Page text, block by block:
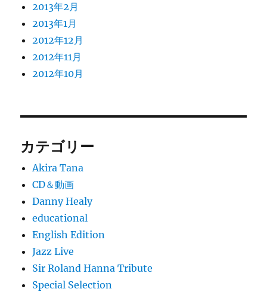
2013年2月
2013年1月
2012年12月
2012年11月
2012年10月
カテゴリー
Akira Tana
CD＆動画
Danny Healy
educational
English Edition
Jazz Live
Sir Roland Hanna Tribute
Special Selection